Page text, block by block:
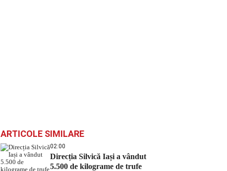
ARTICOLE SIMILARE
02:00
Direcția Silvică Iași a vândut
5.500 de kilograme de trufe